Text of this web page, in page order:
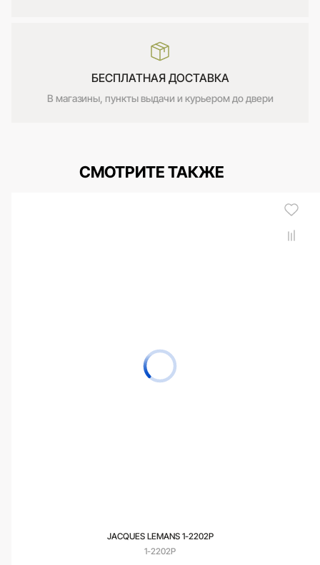
БЕСПЛАТНАЯ ДОСТАВКА
В магазины, пункты выдачи и курьером до двери
СМОТРИТЕ ТАКЖЕ
JACQUES LEMANS 1-2202P
1-2202P